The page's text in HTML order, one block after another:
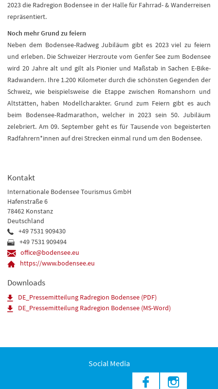
2023 die Radregion Bodensee in der Halle für Fahrrad- & Wanderreisen
repräsentiert.
Noch mehr Grund zu feiern
Neben dem Bodensee-Radweg Jubiläum gibt es 2023 viel zu feiern
und erleben. Die Schweizer Herzroute vom Genfer See zum Bodensee
wird 20 Jahre alt und gilt als Pionier und Maßstab in Sachen E-Bike-
Radwandern. Ihre 1.200 Kilometer durch die schönsten Gegenden der
Schweiz, wie beispielsweise die Etappe zwischen Romanshorn und
Altstätten, haben Modellcharakter. Grund zum Feiern gibt es auch
beim Bodensee-Radmarathon, welcher in 2023 sein 50. Jubiläum
zelebriert. Am 09. September geht es für Tausende von begeisterten
Radfahrern*innen auf drei Strecken einmal rund um den Bodensee.
Kontakt
Internationale Bodensee Tourismus GmbH
Hafenstraße 6
78462 Konstanz
Deutschland
+49 7531 909430
+49 7531 909494
office@bodensee.eu
https://www.bodensee.eu
Downloads
DE_Pressemitteilung Radregion Bodensee (PDF)
DE_Pressemitteilung Radregion Bodensee (MS-Word)
Social Media